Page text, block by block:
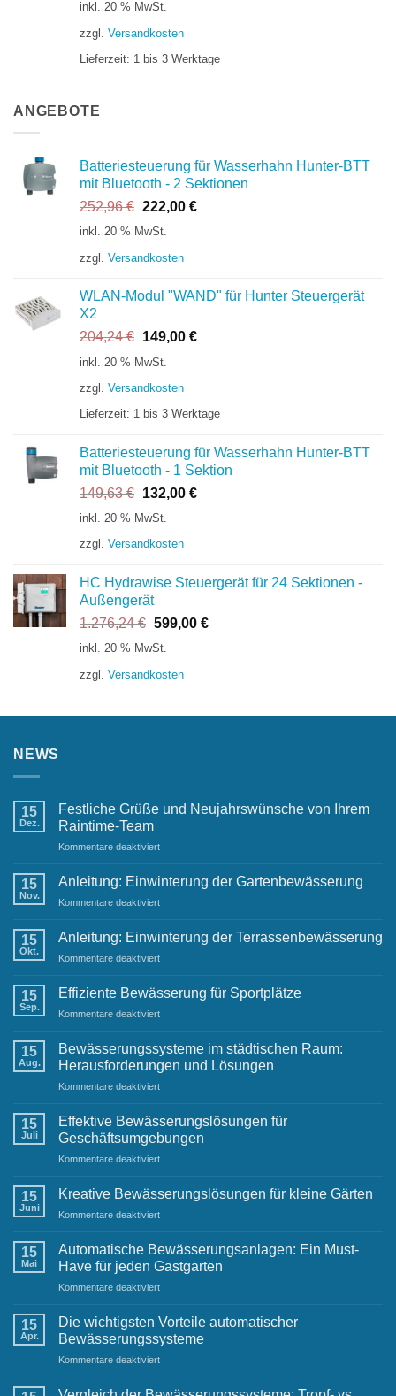
inkl. 20 % MwSt.
zzgl. Versandkosten
Lieferzeit: 1 bis 3 Werktage
ANGEBOTE
Batteriesteuerung für Wasserhahn Hunter-BTT
mit Bluetooth - 2 Sektionen
252,96€ Ursprünglicher
Preis
252,96 €
222,00 €Aktueller
inkl. 20 % MwSt.
zzgl. Versandkosten
WLAN-Modul "WAND" für Hunter Steuergerät
X2
204,24€ Ursprünglicher
Preis
204,24 €
149,00 €Aktueller
inkl. 20 % MwSt.
zzgl. Versandkosten
Lieferzeit: 1 bis 3 Werktage
Batteriesteuerung für Wasserhahn Hunter-BTT
mit Bluetooth - 1 Sektion
149,63€ Ursprünglicher
Preis
149,63 €
132,00 €Aktueller
inkl. 20 % MwSt.
zzgl. Versandkosten
HC Hydrawise Steuergerät für 24 Sektionen -
Außengerät
1.276,24€ Ursprünglicher
Preis
1.276,24 €
599,00 €Aktueller
inkl. 20 % MwSt.
zzgl. Versandkosten
NEWS
15
Dez.
Festliche Grüße und Neujahrswünsche von Ihrem
Raintime-Team
Kommentare deaktiviertfür
Grüße
Neujahrswünsche
Ihrem
15
Nov.
Anleitung: Einwinterung der Gartenbewässerung
Kommentare deaktiviertfür
Einwinterung
Gartenbewässerung
15
Okt.
Anleitung: Einwinterung der Terrassenbewässerung
Kommentare deaktiviertfür
Einwinterung
Terrassenbewässerung
15
Sep.
Effiziente Bewässerung für Sportplätze
Kommentare deaktiviertfür
Bewässerung
für
Sportplätze
15
Aug.
Bewässerungssysteme im städtischen Raum:
Herausforderungen und Lösungen
Kommentare deaktiviertfür
städtischen
Raum:
Herausforderungen
Lösungen
15
Juli
Effektive Bewässerungslösungen für
Geschäftsumgebungen
Kommentare deaktiviertfür
Bewässerungslösungen
Geschäftsumgebungen
15
Juni
Kreative Bewässerungslösungen für kleine Gärten
Kommentare deaktiviertfür
Bewässerungslösungen
für
kleine
Gärten
15
Mai
Automatische Bewässerungsanlagen: Ein Must-
Have für jeden Gastgarten
Kommentare deaktiviertfür
Bewässerungsanlagen:
Must-
Have
jeden
15
Apr.
Die wichtigsten Vorteile automatischer
Bewässerungssysteme
Kommentare deaktiviertfür
wichtigsten